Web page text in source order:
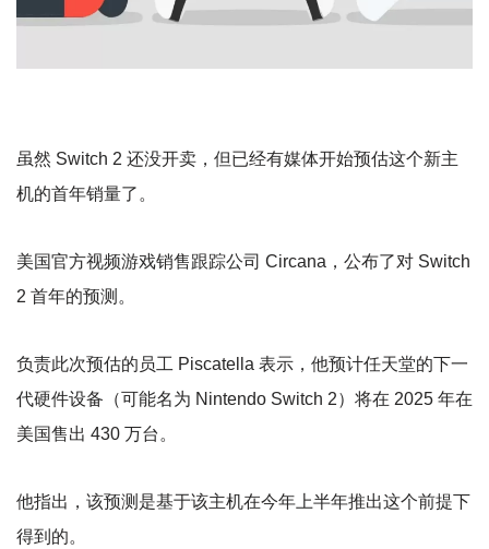
虽然 Switch 2 还没开卖，但已经有媒体开始预估这个新主
机的首年销量了。
美国官方视频游戏销售跟踪公司 Circana，公布了对 Switch
2 首年的预测。
负责此次预估的员工 Piscatella 表示，他预计任天堂的下一
代硬件设备（可能名为 Nintendo Switch 2）将在 2025 年在
美国售出 430 万台。
他指出，该预测是基于该主机在今年上半年推出这个前提下
得到的。